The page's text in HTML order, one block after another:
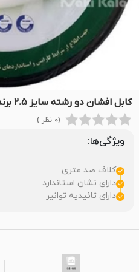
کابل افشان دو رشته سایز ۲.۵ برند سیمیا
(0 نظر )
ویژگی‌ها:
کلاف صد متری
دارای نشان استاندارد
دارای تائیدیه توانیر